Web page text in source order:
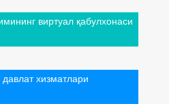
виртуал қабулхонаси
давлат хизматлари